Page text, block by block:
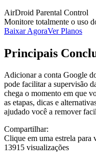
AirDroid Parental Control
Monitore totalmente o uso
Baixar AgoraVer Planos
Principais
Adicionar a conta Google
pode facilitar a supervisão
chega o momento em que
as etapas, dicas e
ajudado você a remover
Compartilhar:
Clique em uma estrela para
13915 visualizações